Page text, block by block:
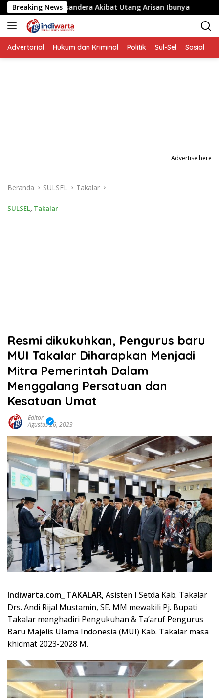
Langsung
ke
konten
Breaking News
yang Disandera Akibat Utang Arisan Ibunya
Advertorial Hukum dan Kriminal Politik Sul-Sel Sosial
Advertise here
Beranda SULSEL Takalar
SULSEL, Takalar
Resmi dikukuhkan, Pengurus baru
MUI Takalar Diharapkan Menjadi
Mitra Pemerintah Dalam
Menggalang Persatuan dan
Kesatuan Umat
Editor
Agustus 26, 2023
Indiwarta.com_ TAKALAR,Asisten I Setda Kab. Takalar
Drs. Andi Rijal Mustamin, SE. MM mewakili Pj. Bupati
Takalar menghadiri Pengukuhan & Ta’aruf Pengurus
Baru Majelis Ulama Indonesia (MUI) Kab. Takalar masa
khidmat 2023-2028 M.